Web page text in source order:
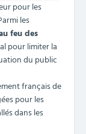
pour les
les
feu des
pour limiter la
du public
français de
pour les
dans les